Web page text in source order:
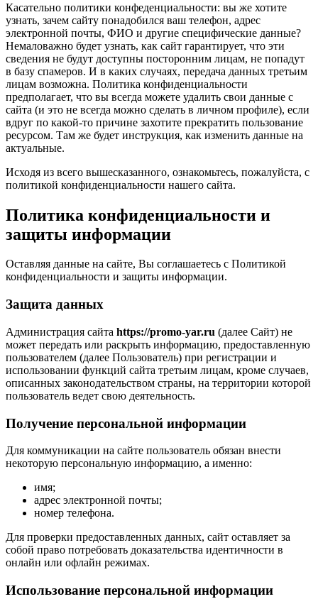
Касательно политики конфеденциальности: вы же хотите
узнать, зачем сайту понадобился ваш телефон, адрес
электронной почты, ФИО и другие специфические данные?
Немаловажно будет узнать, как сайт гарантирует, что эти
сведения не будут доступны посторонним лицам, не попадут
в базу спамеров. И в каких случаях, передача данных третьим
лицам возможна. Политика конфиденциальности
предполагает, что вы всегда можете удалить свои данные с
сайта (и это не всегда можно сделать в личном профиле), если
вдруг по какой-то причине захотите прекратить пользование
ресурсом. Там же будет инструкция, как изменить данные на
актуальные.
Исходя из всего вышесказанного, ознакомьтесь, пожалуйста, с
политикой конфиденциальности нашего сайта.
Политика конфиденциальности и
защиты информации
Оставляя данные на сайте, Вы соглашаетесь с Политикой
конфиденциальности и защиты информации.
Защита данных
Администрация сайта https://promo-yar.ru (далее Сайт) не
может передать или раскрыть информацию, предоставленную
пользователем (далее Пользователь) при регистрации и
использовании функций сайта третьим лицам, кроме случаев,
описанных законодательством страны, на территории которой
пользователь ведет свою деятельность.
Получение персональной информации
Для коммуникации на сайте пользователь обязан внести
некоторую персональную информацию, а именно:
имя;
адрес электронной почты;
номер телефона.
Для проверки предоставленных данных, сайт оставляет за
собой право потребовать доказательства идентичности в
онлайн или офлайн режимах.
Использование персональной информации